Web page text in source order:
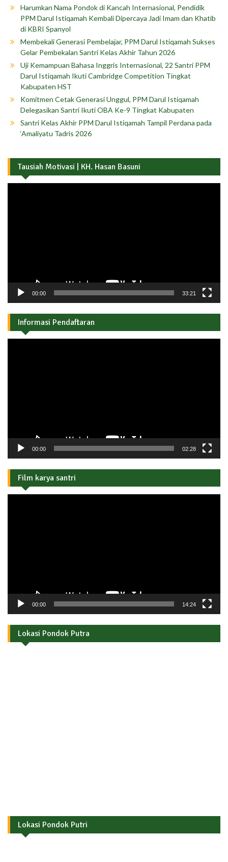
Harumkan Nama Pondok di Kancah Internasional, Pendidik
PPM Darul Istiqamah Kembali Dipercaya Jadi Imam dan Khatib
di KBRI Spanyol
Membekali Generasi Pembelajar, PPM Darul Istiqamah Sukses
Gelar Pembekalan Santri Kelas Akhir Tahun 2026
Uji Kemampuan Bahasa Inggris Internasional, 22 Santri PPM
Darul Istiqamah Ikuti Cambridge Competition Tingkat
Kabupaten HST
Komitmen Cetak Generasi Unggul, PPM Darul Istiqamah
Delegasikan Santri Ikuti OBA Ke-9 Tingkat Kabupaten
Santri Kelas Akhir PPM Darul Istiqamah Tampil Perdana pada
‘Amaliyatu Tadris 2026
Tausiah Motivasi | KH. Hasan Basuni
00:00 33:21
Informasi Pendaftaran
00:00 02:28
Film karya santri
00:00 14:24
Lokasi Pondok Putra
Lokasi Pondok Putri